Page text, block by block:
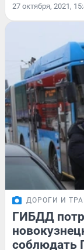
27 октября, 2021,
ДОРОГИ И
ГИБДД
соблюдать